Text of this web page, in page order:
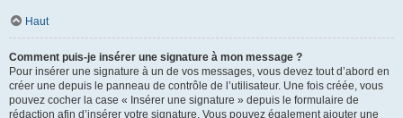
Haut
Comment puis-je insérer une signature à mon message ?
Pour insérer une signature à un de vos messages, vous devez tout d’abord en
créer une depuis le panneau de contrôle de l’utilisateur. Une fois créée, vous
pouvez cocher la case « Insérer une signature » depuis le formulaire de
rédaction afin d’insérer votre signature. Vous pouvez également ajouter une